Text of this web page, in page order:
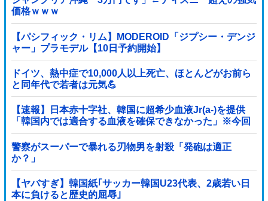
価格ｗｗｗ
【パシフィック・リム】MODEROID「ジプシー・デンジ
ャー」プラモデル【10日予約開始】
ドイツ、熱中症で10,000人以上死亡、ほとんどがお前ら
と同年代で若者は元気💪
【速報】日本赤十字社、韓国に超希少血液Jr(a-)を提供
「韓国内では適合する血液を確保できなかった」※今回
で4回目
警察がスーパーで暴れる刃物男を射殺「発砲は適正
か？」
【ヤバすぎ】韓国紙｢サッカー韓国U23代表、2歳若い日
本に負けると歴史的屈辱｣